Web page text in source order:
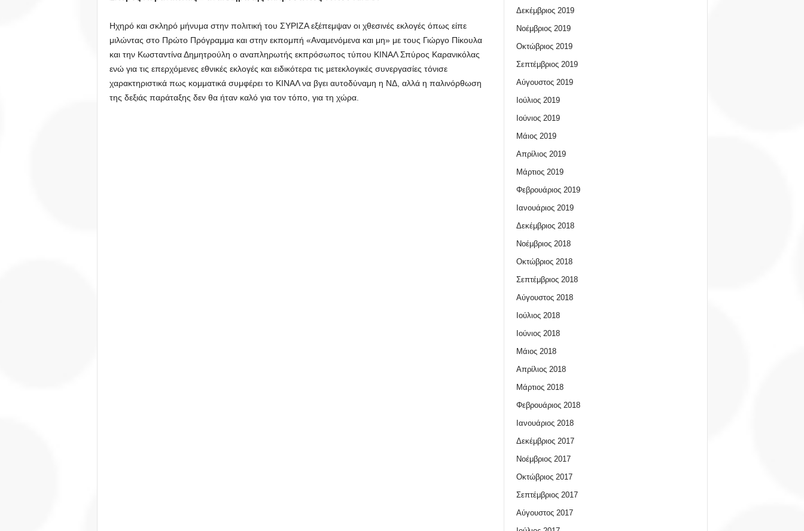
Ηχηρό και σκληρό μήνυμα στην πολιτική του ΣΥΡΙΖΑ εξέπεμψαν οι χθεσινές εκλογές όπως είπε
μιλώντας στο Πρώτο Πρόγραμμα και στην εκπομπή «Αναμενόμενα και μη» με τους Γιώργο Πίκουλα
και την Κωσταντίνα Δημητρούλη ο αναπληρωτής εκπρόσωπος τύπου ΚΙΝΑΛ Σπύρος Καρανικόλας
ενώ για τις επερχόμενες εθνικές εκλογές και ειδικότερα τις μετεκλογικές συνεργασίες τόνισε
χαρακτηριστικά πως κομματικά συμφέρει το ΚΙΝΑΛ να βγει αυτοδύναμη η ΝΔ, αλλά η παλινόρθωση
της δεξιάς παράταξης δεν θα ήταν καλό για τον τόπο, για τη χώρα.
Δεκέμβριος 2019
Νοέμβριος 2019
Οκτώβριος 2019
Σεπτέμβριος 2019
Αύγουστος 2019
Ιούλιος 2019
Ιούνιος 2019
Μάιος 2019
Απρίλιος 2019
Μάρτιος 2019
Φεβρουάριος 2019
Ιανουάριος 2019
Δεκέμβριος 2018
Νοέμβριος 2018
Οκτώβριος 2018
Σεπτέμβριος 2018
Αύγουστος 2018
Ιούλιος 2018
Ιούνιος 2018
Μάιος 2018
Απρίλιος 2018
Μάρτιος 2018
Φεβρουάριος 2018
Ιανουάριος 2018
Δεκέμβριος 2017
Νοέμβριος 2017
Οκτώβριος 2017
Σεπτέμβριος 2017
Αύγουστος 2017